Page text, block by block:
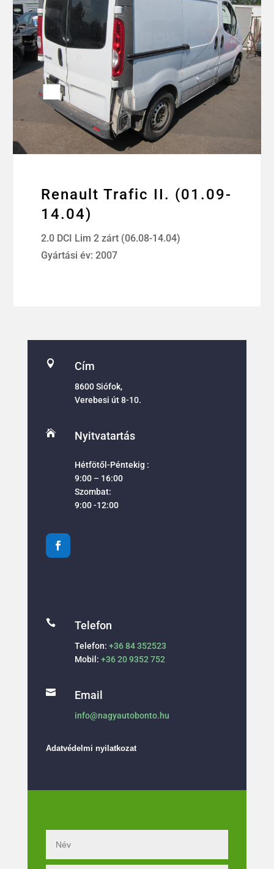
Renault Trafic II. (01.09-
14.04)
2.0 DCI Lim 2 zárt (06.08-14.04)
Gyártási év: 2007
 Cím
8600 Siófok,
Verebesi út 8-10.
 Nyitvatartás
Hétfötől-Péntekig :
9:00 – 16:00
Szombat:
9:00 -12:00
 Telefon
Telefon: +36 84 352523
Mobil: +36 20 9352 752
 Email
info@nagyautobonto.hu
Adatvédelmi nyilatkozat